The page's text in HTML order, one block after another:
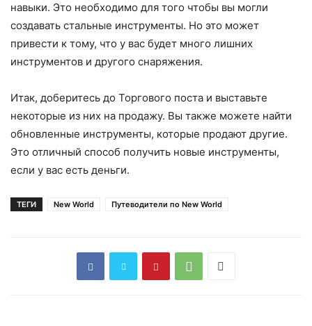
навыки. Это необходимо для того чтобы вы могли
создавать стальные инструменты. Но это может
привести к тому, что у вас будет много лишних
инструментов и другого снаряжения.
Итак, доберитесь до Торгового поста и выставьте
некоторые из них на продажу. Вы также можете найти
обновленные инструменты, которые продают другие.
Это отличный способ получить новые инструменты,
если у вас есть деньги.
ТЕГИ New World Путеводители по New World